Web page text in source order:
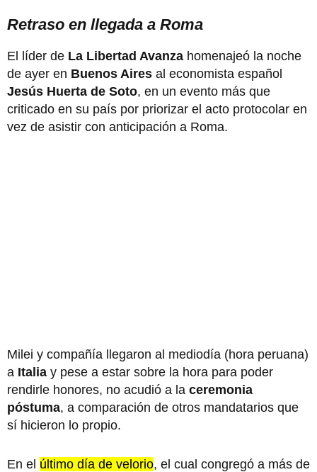
Retraso en llegada a Roma
El líder de La Libertad Avanza homenajeó la noche
de ayer en Buenos Aires al economista español
Jesús Huerta de Soto, en un evento más que
criticado en su país por priorizar el acto protocolar en
vez de asistir con anticipación a Roma.
Milei y compañía llegaron al mediodía (hora peruana)
a Italia y pese a estar sobre la hora para poder
rendirle honores, no acudió a la ceremonia
póstuma, a comparación de otros mandatarios que
sí hicieron lo propio.
En el último día de velorio, el cual congregó a más de